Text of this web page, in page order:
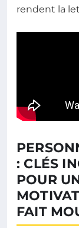
rendent la
: CLÉS
POUR
FAIT